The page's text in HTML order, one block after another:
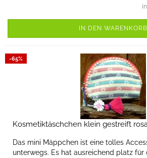
IN DEN WARENKORB
-65%
Kosmetiktäschchen klein gestreift
Das mini Mäppchen ist eine tolles
unterwegs. Es hat ausreichend platz für